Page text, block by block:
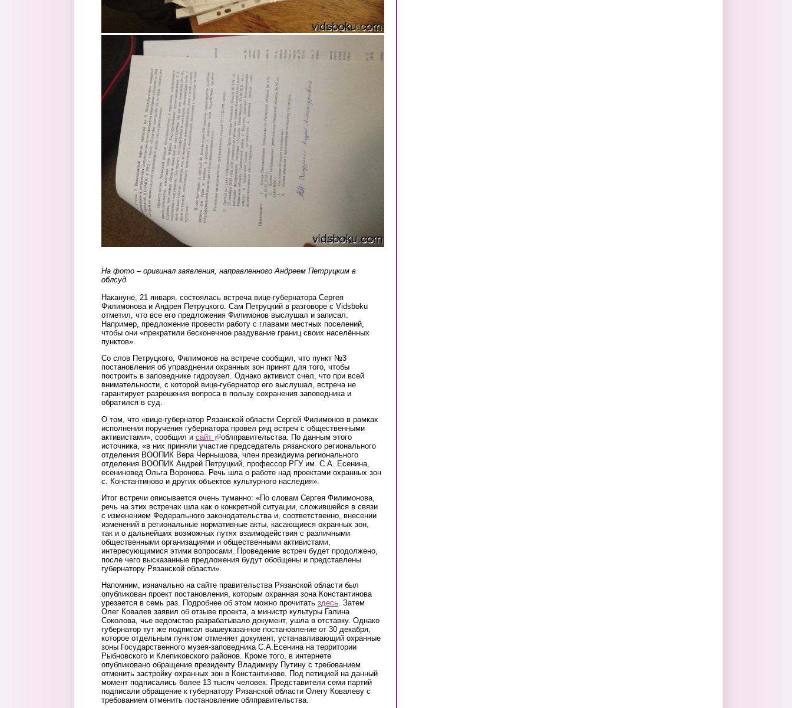
На фото – оригинал заявления, направленного Андреем Петруцким в
облсуд
Накануне, 21 января, состоялась встреча вице-губернатора Сергея
Филимонова и Андрея Петруцкого. Сам Петруцкий в разговоре с Vidsboku
отметил, что все его предложения Филимонов выслушал и записал.
Например, предложение провести работу с главами местных поселений,
чтобы они «прекратили бесконечное раздувание границ своих населённых
пунктов».
Со слов Петруцкого, Филимонов на встрече сообщил, что пункт №3
постановления об упразднении охранных зон принят для того, чтобы
построить в заповеднике гидроузел. Однако активист счел, что при всей
внимательности, с которой вице-губернатор его выслушал, встреча не
гарантирует разрешения вопроса в пользу сохранения заповедника и
обратился в суд.
О том, что «вице-губернатор Рязанской области Сергей Филимонов в рамках
исполнения поручения губернатора провел ряд встреч с общественными
активистами», сообщил и сайт (link is external)
облправительства. По данным этого
источника, «в них приняли участие председатель рязанского регионального
отделения ВООПИК Вера Чернышова, член президиума регионального
отделения ВООПИК Андрей Петруцкий, профессор РГУ им. С.А. Есенина,
есениновед Ольга Воронова. Речь шла о работе над проектами охранных зон
с. Константиново и других объектов культурного наследия».
Итог встречи описывается очень туманно: «По словам Сергея Филимонова,
речь на этих встречах шла как о конкретной ситуации, сложившейся в связи
с изменением Федерального законодательства и, соответственно, внесении
изменений в региональные нормативные акты, касающиеся охранных зон,
так и о дальнейших возможных путях взаимодействия с различными
общественными организациями и общественными активистами,
интересующимися этими вопросами. Проведение встреч будет продолжено,
после чего высказанные предложения будут обобщены и представлены
губернатору Рязанской области».
Напомним, изначально на сайте правительства Рязанской области был
опубликован проект постановления, которым охранная зона Константинова
урезается в семь раз. Подробнее об этом можно прочитать здесь. Затем
Олег Ковалев заявил об отзыве проекта, а министр культуры Галина
Соколова, чье ведомство разрабатывало документ, ушла в отставку. Однако
губернатор тут же подписал вышеуказанное постановление от 30 декабря,
которое отдельным пунктом отменяет документ, устанавливающий охранные
зоны Государственного музея-заповедника С.А.Есенина на территории
Рыбновского и Клепиковского районов. Кроме того, в интернете
опубликовано обращение президенту Владимиру Путину с требованием
отменить застройку охранных зон в Константинове. Под петицией на данный
момент подписались более 13 тысяч человек. Представители семи партий
подписали обращение к губернатору Рязанской области Олегу Ковалеву с
требованием отменить постановление облправительства.